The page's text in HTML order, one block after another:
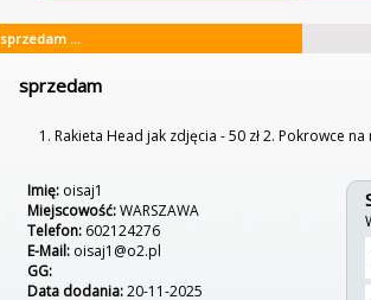
sprzedam ...
sprzedam
1. Rakieta Head jak zdjęcia - 50 zł 2. Pokrowce
Imię: oisaj1
Miejscowość:WARSZAWA
Telefon: 602124276
E-Mail: oisaj1@o2.pl
GG:
Data dodania:20-11-2025